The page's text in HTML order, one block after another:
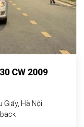
CW 2009
Giấy, Hà Nội